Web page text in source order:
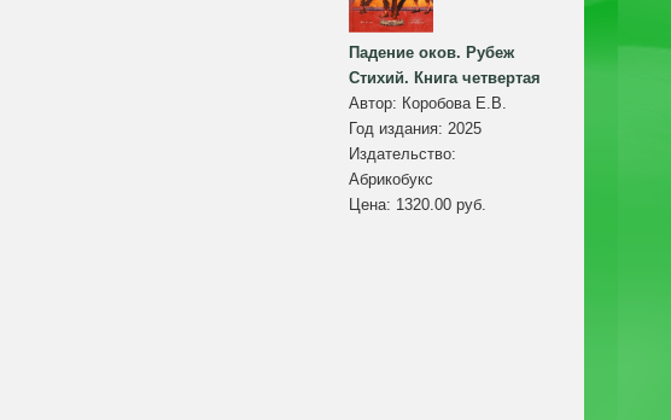
Падение оков. Рубеж
Стихий. Книга четвертая
Автор: Коробова Е.В.
Год издания: 2025
Издательство:
Абрикобукс
Цена: 1320.00 руб.